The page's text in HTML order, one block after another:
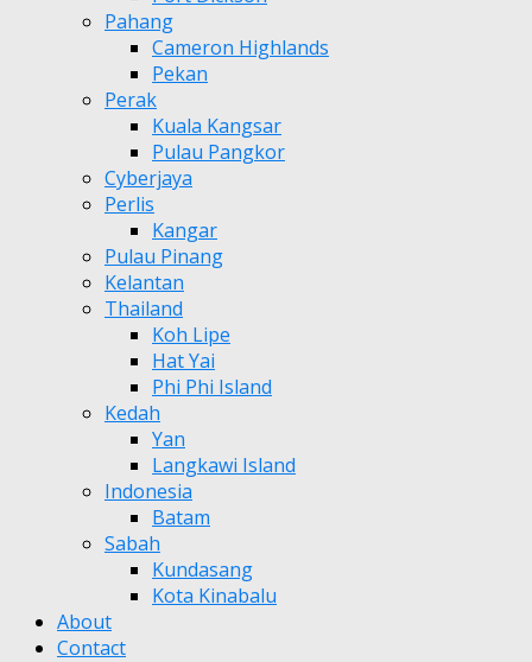
Pahang
Cameron Highlands
Pekan
Perak
Kuala Kangsar
Pulau Pangkor
Cyberjaya
Perlis
Kangar
Pulau Pinang
Kelantan
Thailand
Koh Lipe
Hat Yai
Phi Phi Island
Kedah
Yan
Langkawi Island
Indonesia
Batam
Sabah
Kundasang
Kota Kinabalu
About
Contact